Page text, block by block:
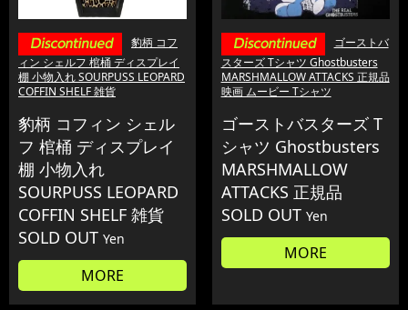
豹柄 コフ
ィン シェルフ 棺桶 ディスプレイ
棚 小物入れ SOURPUSS LEOPARD
COFFIN SHELF 雑貨
豹柄 コフィン シェル
フ 棺桶 ディスプレイ
棚 小物入れ
SOURPUSS LEOPARD
COFFIN SHELF 雑貨
SOLD OUT Yen
MORE
ゴーストバ
スターズ Tシャツ Ghostbusters
MARSHMALLOW ATTACKS 正規品
映画 ムービー Tシャツ
ゴーストバスターズ T
シャツ Ghostbusters
MARSHMALLOW
ATTACKS 正規品
SOLD OUT Yen
MORE